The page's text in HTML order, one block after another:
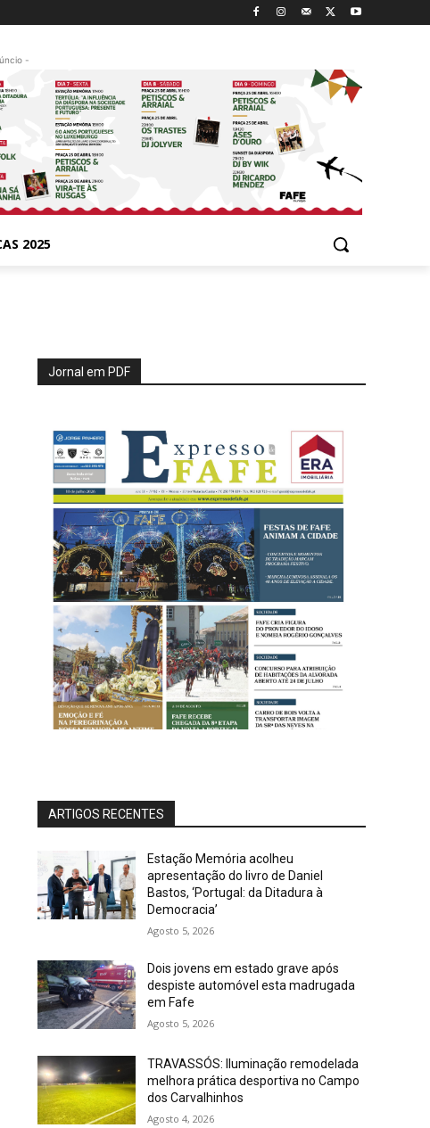
-
2025
Jornal em PDF
ARTIGOS RECENTES
Estação Memória acolheu
apresentação do livro de Daniel
Bastos, ‘Portugal: da Ditadura à
Democracia’
Agosto 5, 2026
Dois jovens em estado grave após
despiste automóvel esta madrugada
em Fafe
Agosto 5, 2026
TRAVASSÓS: Iluminação remodelada
melhora prática desportiva no Campo
dos Carvalhinhos
Agosto 4, 2026